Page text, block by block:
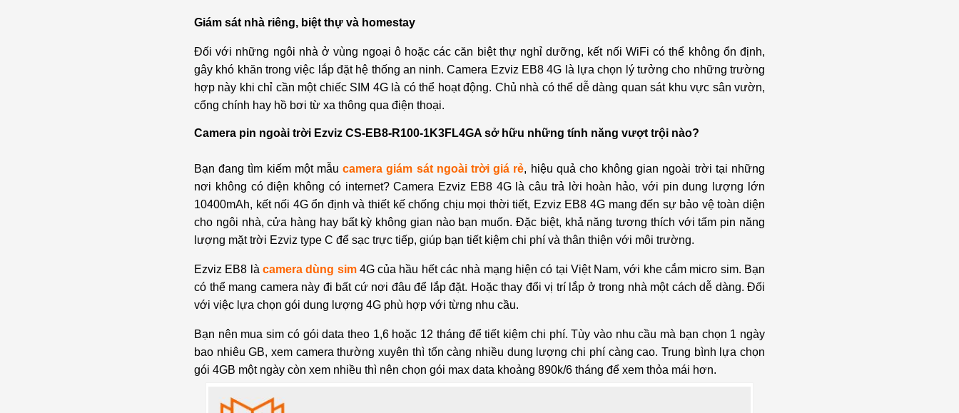
Giám sát nhà riêng, biệt thự và homestay
Đối với những ngôi nhà ở vùng ngoại ô hoặc các căn biệt thự nghỉ dưỡng, kết nối WiFi có thể không ổn định,
gây khó khăn trong việc lắp đặt hệ thống an ninh. Camera Ezviz EB8 4G là lựa chọn lý tưởng cho những trường
hợp này khi chỉ cần một chiếc SIM 4G là có thể hoạt động. Chủ nhà có thể dễ dàng quan sát khu vực sân vườn,
cổng chính hay hồ bơi từ xa thông qua điện thoại.
Camera pin ngoài trời Ezviz CS-EB8-R100-1K3FL4GA sở hữu những tính năng vượt trội nào?
Bạn đang tìm kiếm một mẫucamera giám sát ngoài trời giá rẻ, hiệu quả cho không gian ngoài trời tại những
nơi không có điện không có internet? Camera Ezviz EB8 4G là câu trả lời hoàn hảo, với pin dung lượng lớn
10400mAh, kết nối 4G ổn định và thiết kế chống chịu mọi thời tiết, Ezviz EB8 4G mang đến sự bảo vệ toàn diện
cho ngôi nhà, cửa hàng hay bất kỳ không gian nào bạn muốn. Đặc biệt, khả năng tương thích với tấm pin năng
lượng mặt trời Ezviz type C để sạc trực tiếp, giúp bạn tiết kiệm chi phí và thân thiện với môi trường.
Ezviz EB8 là camera dùng sim4G của hầu hết các nhà mạng hiện có tại Việt Nam, với khe cắm micro sim. Bạn
có thể mang camera này đi bất cứ nơi đâu để lắp đặt. Hoặc thay đổi vị trí lắp ở trong nhà một cách dễ dàng. Đối
với việc lựa chọn gói dung lượng 4G phù hợp với từng nhu cầu.
Bạn nên mua sim có gói data theo 1,6 hoặc 12 tháng để tiết kiệm chi phí. Tùy vào nhu cầu mà bạn chọn 1 ngày
bao nhiêu GB, xem camera thường xuyên thì tốn càng nhiều dung lượng chi phí càng cao. Trung bình lựa chọn
gói 4GB một ngày còn xem nhiều thì nên chọn gói max data khoảng 890k/6 tháng để xem thỏa mái hơn.